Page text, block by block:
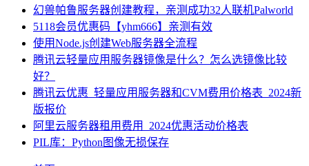
幻兽帕鲁服务器创建教程，亲测成功32人联机Palworld
5118会员优惠码【yhm666】亲测有效
使用Node.js创建Web服务器全流程
腾讯云轻量应用服务器镜像是什么？怎么选镜像比较
好？
腾讯云优惠_轻量应用服务器和CVM费用价格表_2024新
版报价
阿里云服务器租用费用_2024优惠活动价格表
PIL库：Python图像无损保存